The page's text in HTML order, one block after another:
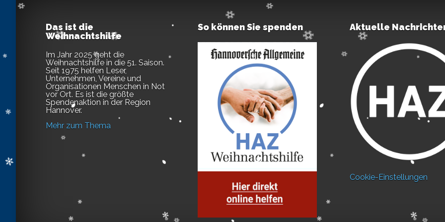
Das ist die
Weihnachtshilfe
Im Jahr 2025 geht die
Weihnachtshilfe in die 51. Saison.
Seit 1975 helfen Leser,
Unternehmen, Vereine und
Organisationen Menschen in Not
vor Ort. Es ist die größte
Spendenaktion in der Region
Hannover.
Mehr zum Thema
So können Sie spenden Aktuelle
Cookie-Einstellungen